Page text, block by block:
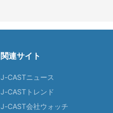
関連サイト
J-CASTニュース
J-CASTトレンド
J-CAST会社ウォッチ